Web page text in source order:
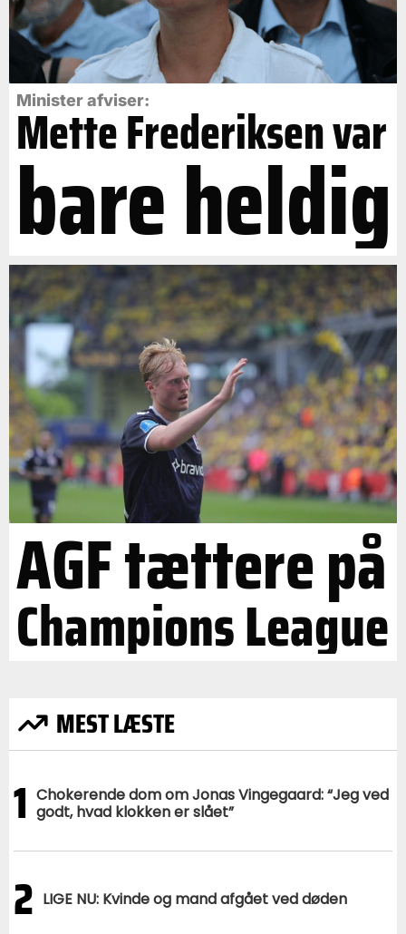
Minister afviser:
Mette Frederiksen var
bare heldig
AGF tættere på
Champions League
MEST LÆSTE
1 Chokerende dom om Jonas Vingegaard: “Jeg ved
godt, hvad klokken er slået”
2 LIGE NU: Kvinde og mand afgået ved døden